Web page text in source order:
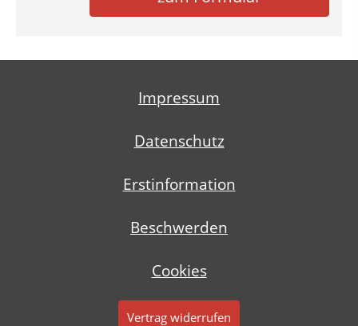
Impressum
Datenschutz
Erstinformation
Beschwerden
Cookies
Vertrag widerrufen